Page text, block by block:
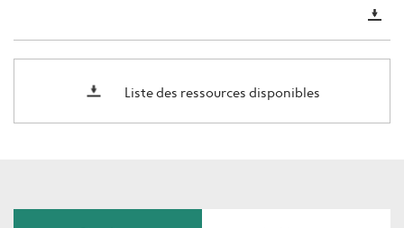
Liste des ressources disponibles